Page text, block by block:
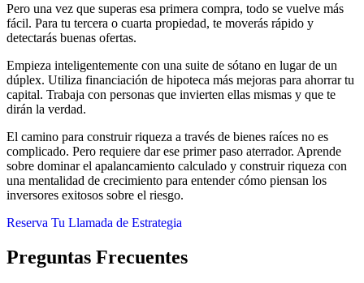
Pero una vez que superas esa primera compra, todo se vuelve más
fácil. Para tu tercera o cuarta propiedad, te moverás rápido y
detectarás buenas ofertas.
Empieza inteligentemente con una suite de sótano en lugar de un
dúplex. Utiliza financiación de hipoteca más mejoras para ahorrar tu
capital. Trabaja con personas que invierten ellas mismas y que te
dirán la verdad.
El camino para construir riqueza a través de bienes raíces no es
complicado. Pero requiere dar ese primer paso aterrador. Aprende
sobre dominar el apalancamiento calculado y construir riqueza con
una mentalidad de crecimiento para entender cómo piensan los
inversores exitosos sobre el riesgo.
Reserva Tu Llamada de Estrategia
Preguntas Frecuentes